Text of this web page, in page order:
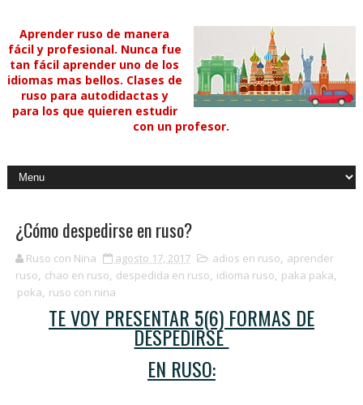
Aprender ruso de manera
fácil y profesional. Nunca fue
tan fácil aprender uno de los
idiomas mas bellos. Clases de
ruso para autodidactas y
para los que quieren estudir
con un profesor.
¿Cómo despedirse en ruso?
Ruso con Nina agosto 17, 2017 adios en ruso, aprender
ruso, chao en ruso, despedida en ruso, idioma ruso, paka paka,
poka, ruso con nina
TE VOY PRESENTAR 5(6) FORMAS DE
DESPEDIRSE
EN RUSO: